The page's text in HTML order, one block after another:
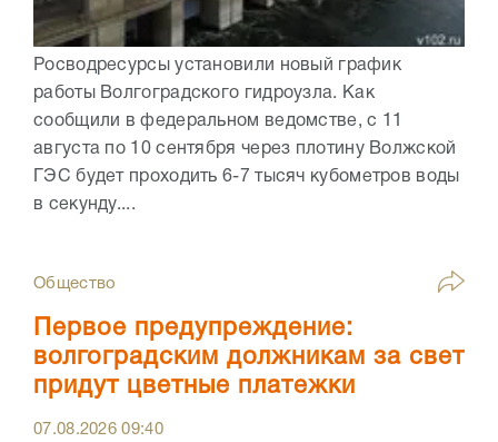
Росводресурсы установили новый график
работы Волгоградского гидроузла. Как
сообщили в федеральном ведомстве, с 11
августа по 10 сентября через плотину Волжской
ГЭС будет проходить 6-7 тысяч кубометров воды
в секунду....
Общество
Первое предупреждение:
волгоградским должникам за свет
придут цветные платежки
07.08.202609:40